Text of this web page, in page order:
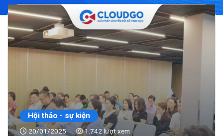
Hội thảo - sự kiện
20/01/2025 1.742 lượt xem